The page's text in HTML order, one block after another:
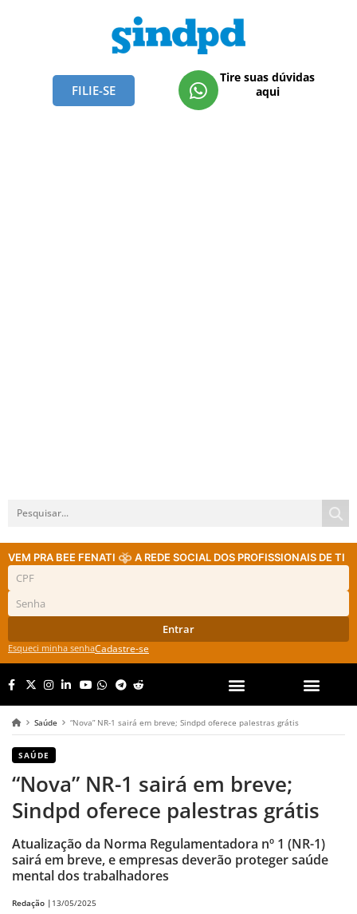
FILIE-SE
Tire suas dúvidas
aqui
VEM PRA BEE FENATI A REDE SOCIAL DOS PROFISSIONAIS DE TI
Entrar
Esqueci minha senhaCadastre-se
Saúde “Nova” NR-1 sairá em breve; Sindpd oferece palestras grátis
SAÚDE
“Nova” NR-1 sairá em breve;
Sindpd oferece palestras grátis
Atualização da Norma Regulamentadora nº 1 (NR-1)
sairá em breve, e empresas deverão proteger saúde
mental dos trabalhadores
Redação | 13/05/2025